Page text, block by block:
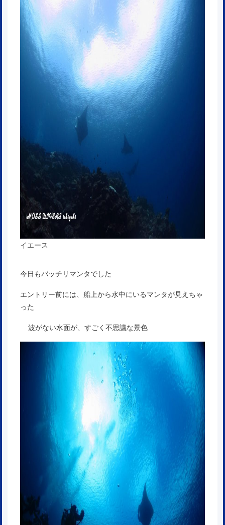
イエース
今日もバッチリマンタでした
エントリー前には、船上から水中にいるマンタが見えちゃ
った
波がない水面が、すごく不思議な景色